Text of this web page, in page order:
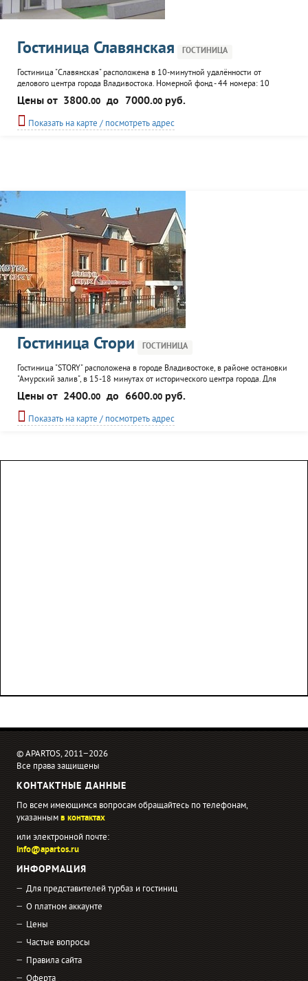
Гостиница Славянская ГОСТИНИЦА
Гостиница "Славянская" расположена в 10-минутной удалённости от
делового центра города Владивостока. Номерной фонд - 44 номера: 10
одноместных номеров, 14 - одноместных улучшенных, 19 -двухмесмтных и
номер "Люкс". К услугам постояльцев пиццерия, room-service, сауна, бизнес-
центр, прачечная, парковка, трансфер, заказ билетов.
Цены от 3800.00 до 7000.00 руб.
Показать на карте / посмотреть адрес
Гостиница Стори ГОСТИНИЦА
Гостиница "STORY" расположена в городе Владивостоке, в районе остановки
"Амурский залив", в 15-18 минутах от исторического центра города. Для
размещения постояльцам отеля предлагаются номера с отделкой из
экологически чистых материалов, в каждом - TV, возможность подключения
интернета, телефон, мини-бар, полные удобства, кондиционер. Есть номера
в шотландском и японском...
Цены от 2400.00 до 6600.00 руб.
Показать на карте / посмотреть адрес
© APARTOS, 2011−2026
Все права защищены
КОНТАКТНЫЕ ДАННЫЕ
По всем имеющимся вопросам обращайтесь по телефонам,
указаннымв контактах
или электронной почте:
info@apartos.ru
ИНФОРМАЦИЯ
Для представителей турбаз и гостиниц
О платном аккаунте
Цены
Частые вопросы
Правила сайта